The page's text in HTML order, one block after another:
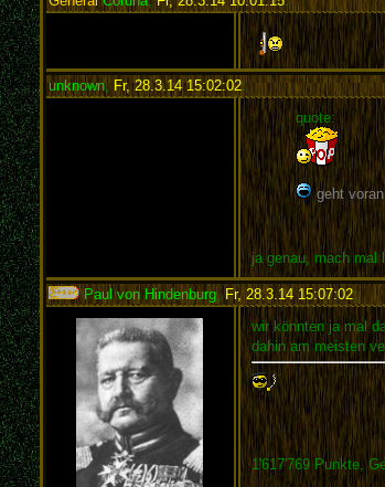
unknown, Fr, 28.3.14 15:02:02:
quote:
geht voran
ja genau, mach mal
Paul von Hindenburg,Fr, 28.3.14 15:07:02:
wir könnten ja mal
dahin am meisten
1'617'769 Punkte,